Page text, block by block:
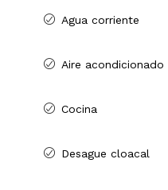
Agua corriente
Aire acondicionado
Cocina
Desague cloacal